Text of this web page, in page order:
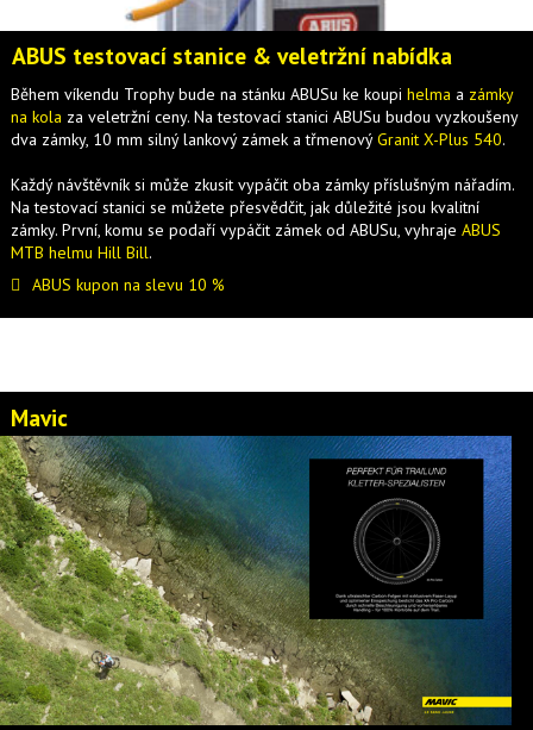
ABUS testovací stanice & veletržní nabídka
Během víkendu Trophy bude na stánku ABUSu ke koupi helma a zámky
na kola za veletržní ceny. Na testovací stanici ABUSu budou vyzkoušeny
dva zámky, 10 mm silný lankový zámek a třmenovýGranit X-Plus 540.
Každý návštěvník si může zkusit vypáčit oba zámky příslušným nářadím.
Na testovací stanici se můžete přesvědčit, jak důležité jsou kvalitní
zámky. První, komu se podaří vypáčit zámek od ABUSu, vyhraje ABUS
MTB helmu Hill Bill.
ABUS kupon na slevu 10 %
Mavic